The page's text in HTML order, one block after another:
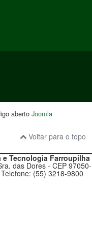
aberto Joomla
Voltar para o topo
e TecnologiaFarroupilha
das Dores - CEP 97050-
(55) 3218-9800